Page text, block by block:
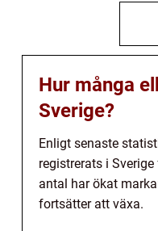
Hur många
Sverige?
Enligt senaste
registrerats i
antal har ökat
fortsätter att växa.